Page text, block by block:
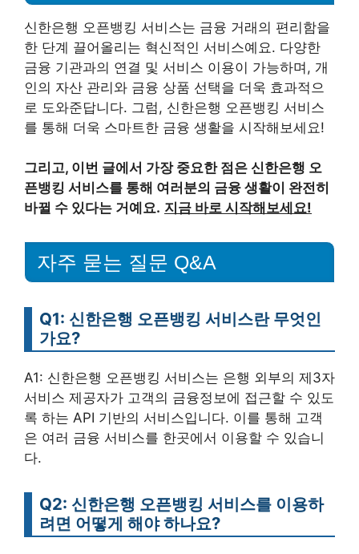
신한은행 오픈뱅킹 서비스는 금융 거래의 편리함을
한 단계 끌어올리는 혁신적인 서비스예요. 다양한
금융 기관과의 연결 및 서비스 이용이 가능하며, 개
인의 자산 관리와 금융 상품 선택을 더욱 효과적으
로 도와준답니다. 그럼, 신한은행 오픈뱅킹 서비스
를 통해 더욱 스마트한 금융 생활을 시작해보세요!
그리고, 이번 글에서 가장 중요한 점은 신한은행 오
픈뱅킹 서비스를 통해 여러분의 금융 생활이 완전히
바뀔 수 있다는 거예요. 지금 바로 시작해보세요!
자주 묻는 질문 Q&A
Q1: 신한은행 오픈뱅킹 서비스란 무엇인
가요?
A1: 신한은행 오픈뱅킹 서비스는 은행 외부의 제3자
서비스 제공자가 고객의 금융정보에 접근할 수 있도
록 하는 API 기반의 서비스입니다. 이를 통해 고객
은 여러 금융 서비스를 한곳에서 이용할 수 있습니
다.
Q2: 신한은행 오픈뱅킹 서비스를 이용하
려면 어떻게 해야 하나요?